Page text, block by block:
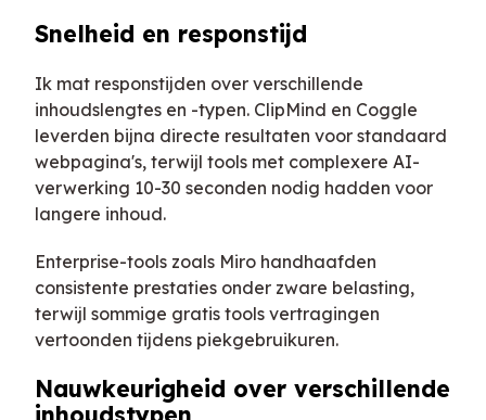
Snelheid en responstijd
Ik mat responstijden over verschillende
inhoudslengtes en -typen. ClipMind en Coggle
leverden bijna directe resultaten voor standaard
webpagina's, terwijl tools met complexere AI-
verwerking 10-30 seconden nodig hadden voor
langere inhoud.
Enterprise-tools zoals Miro handhaafden
consistente prestaties onder zware belasting,
terwijl sommige gratis tools vertragingen
vertoonden tijdens piekgebruikuren.
Nauwkeurigheid over verschillende
inhoudstypen